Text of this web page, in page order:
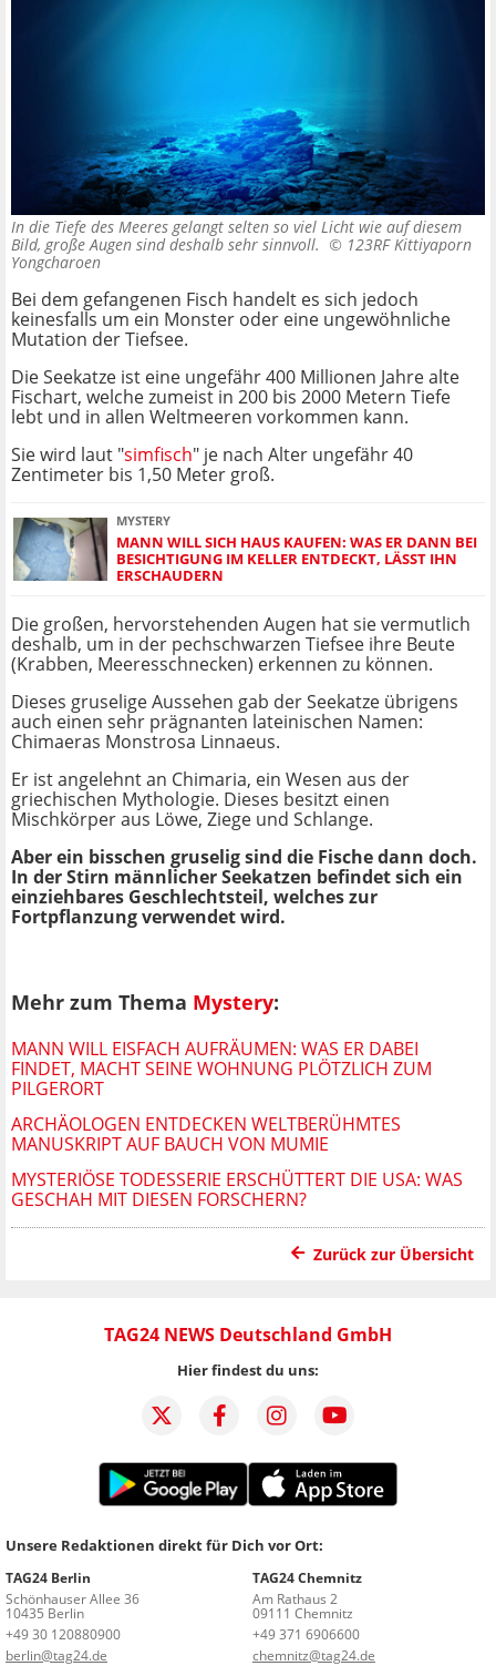
In die Tiefe des Meeres gelangt selten so viel Licht wie auf diesem
Bild, große Augen sind deshalb sehr sinnvoll. © 123RF Kittiyaporn
Yongcharoen
Bei dem gefangenen Fisch handelt es sich jedoch
keinesfalls um ein Monster oder eine ungewöhnliche
Mutation der Tiefsee.
Die Seekatze ist eine ungefähr 400 Millionen Jahre alte
Fischart, welche zumeist in 200 bis 2000 Metern Tiefe
lebt und in allen Weltmeeren vorkommen kann.
Sie wird laut "simfisch" je nach Alter ungefähr 40
Zentimeter bis 1,50 Meter groß.
MYSTERY
MANN WILL SICH HAUS KAUFEN: WAS ER DANN BEI
BESICHTIGUNG IM KELLER ENTDECKT, LÄSST IHN
ERSCHAUDERN
Die großen, hervorstehenden Augen hat sie vermutlich
deshalb, um in der pechschwarzen Tiefsee ihre Beute
(Krabben, Meeresschnecken) erkennen zu können.
Dieses gruselige Aussehen gab der Seekatze übrigens
auch einen sehr prägnanten lateinischen Namen:
Chimaeras Monstrosa Linnaeus.
Er ist angelehnt an Chimaria, ein Wesen aus der
griechischen Mythologie. Dieses besitzt einen
Mischkörper aus Löwe, Ziege und Schlange.
Aber ein bisschen gruselig sind die Fische dann doch.
In der Stirn männlicher Seekatzen befindet sich ein
einziehbares Geschlechtsteil, welches zur
Fortpflanzung verwendet wird.
Mehr zum Thema Mystery:
MANN WILL EISFACH AUFRÄUMEN: WAS ER DABEI
FINDET, MACHT SEINE WOHNUNG PLÖTZLICH ZUM
PILGERORT
ARCHÄOLOGEN ENTDECKEN WELTBERÜHMTES
MANUSKRIPT AUF BAUCH VON MUMIE
MYSTERIÖSE TODESSERIE ERSCHÜTTERT DIE USA: WAS
GESCHAH MIT DIESEN FORSCHERN?
Zurück zur Übersicht
TAG24 NEWS Deutschland GmbH
Hier findest du uns:
Unsere Redaktionen direkt für Dich vor Ort:
TAG24 Berlin
Schönhauser Allee 36
10435 Berlin
+49 30 120880900
berlin@tag24.de
TAG24 Chemnitz
Am Rathaus 2
09111 Chemnitz
+49 371 6906600
chemnitz@tag24.de